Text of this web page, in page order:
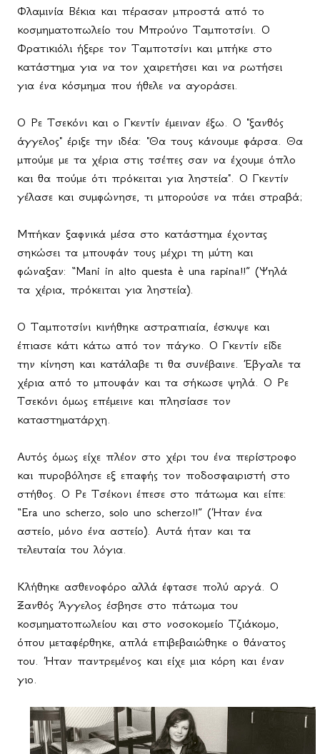
Φλαμινία Βέκια και πέρασαν μπροστά από το
κοσμηματοπωλείο του Μπρούνο Ταμποτσίνι. Ο
Φρατικιόλι ήξερε τον Ταμποτσίνι και μπήκε στο
κατάστημα για να τον χαιρετήσει και να ρωτήσει
για ένα κόσμημα που ήθελε να αγοράσει.
Ο Ρε Τσεκόνι και ο Γκεντίν έμειναν έξω. Ο "ξανθός
άγγελος" έριξε την ιδέα: "Θα τους κάνουμε φάρσα. Θα
μπούμε με τα χέρια στις τσέπες σαν να έχουμε όπλο
και θα πούμε ότι πρόκειται για ληστεία". Ο Γκεντίν
γέλασε και συμφώνησε, τι μπορούσε να πάει στραβά;
Μπήκαν ξαφνικά μέσα στο κατάστημα έχοντας
σηκώσει τα μπουφάν τους μέχρι τη μύτη και
φώναξαν: “Mani in alto questa è una rapina!!” (Ψηλά
τα χέρια, πρόκειται για ληστεία).
Ο Ταμποτσίνι κινήθηκε αστραπιαία, έσκυψε και
έπιασε κάτι κάτω από τον πάγκο. Ο Γκεντίν είδε
την κίνηση και κατάλαβε τι θα συνέβαινε. Έβγαλε τα
χέρια από το μπουφάν και τα σήκωσε ψηλά. Ο Ρε
Τσεκόνι όμως επέμεινε και πλησίασε τον
καταστηματάρχη.
Αυτός όμως είχε πλέον στο χέρι του ένα περίστροφο
και πυροβόλησε εξ επαφής τον ποδοσφαιριστή στο
στήθος. Ο Ρε Τσέκονι έπεσε στο πάτωμα και είπε:
“Era uno scherzo, solo uno scherzo!!” (Ήταν ένα
αστείο, μόνο ένα αστείο). Αυτά ήταν και τα
τελευταία του λόγια.
Κλήθηκε ασθενοφόρο αλλά έφτασε πολύ αργά. Ο
Ξανθός Άγγελος έσβησε στο πάτωμα του
κοσμηματοπωλείου και στο νοσοκομείο Τζιάκομο,
όπου μεταφέρθηκε, απλά επιβεβαιώθηκε ο θάνατος
του. Ήταν παντρεμένος και είχε μια κόρη και έναν
γιο.